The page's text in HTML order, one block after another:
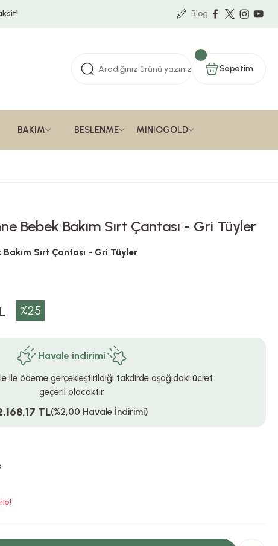
Blog
Sepetim
BAKIM BESLENME MINIOGOLD
Bebek Bakım Sırt Çantası - Gri Tüyler
Sırt Çantası - Gri Tüyler
%25
Havale indirimi
ile ödeme gerçekleştirildiği takdirde aşağıdaki ücret
geçerli olacaktır.
TL(%2,00 Havale İndirimi)